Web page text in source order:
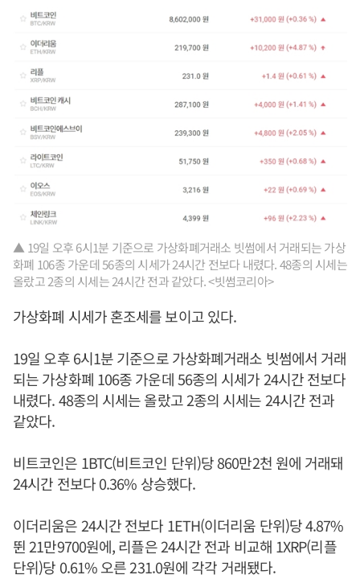
▲ 19일 오후 6시1분 기준으로 가상화폐거래소 빗썸에서 거래되는 가상
화폐 106종 가운데 56종의 시세가 24시간 전보다 내렸다. 48종의 시세는
올랐고 2종의 시세는 24시간 전과 같았다. <빗썸코리아>
가상화폐 시세가 혼조세를 보이고 있다.
19일 오후 6시1분 기준으로 가상화폐거래소 빗썸에서 거래
되는 가상화폐 106종 가운데 56종의 시세가 24시간 전보다
내렸다. 48종의 시세는 올랐고 2종의 시세는 24시간 전과
같았다.
비트코인은 1BTC(비트코인 단위)당 860만2천 원에 거래돼
24시간 전보다 0.36% 상승했다.
이더리움은 24시간 전보다 1ETH(이더리움 단위)당 4.87%
뛴 21만9700원에, 리플은 24시간 전과 비교해 1XRP(리플
단위)당 0.61% 오른 231.0원에 각각 거래됐다.